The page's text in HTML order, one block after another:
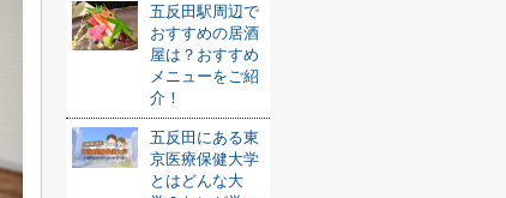
五反田駅周辺で
おすすめの居酒
屋は？おすすめ
メニューをご紹
介！
五反田にある東
京医療保健大学
とはどんな大